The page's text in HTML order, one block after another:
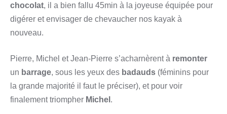
chocolat, il a bien fallu 45min à la joyeuse équipée pour
digérer et envisager de chevaucher nos kayak à
nouveau.
Pierre, Michel et Jean-Pierre s’acharnèrent à remonter
un barrage, sous les yeux des badauds (féminins pour
la grande majorité il faut le préciser), et pour voir
finalement triompher Michel .